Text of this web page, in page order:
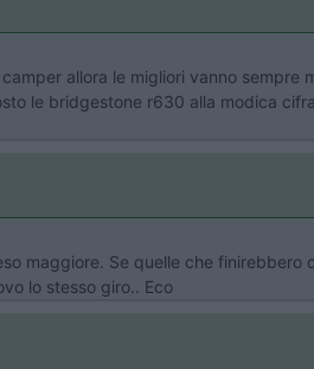
allora le migliori vanno
le bridgestone r630 alla modica
maggiore. Se quelle che
lo stesso giro.. Eco